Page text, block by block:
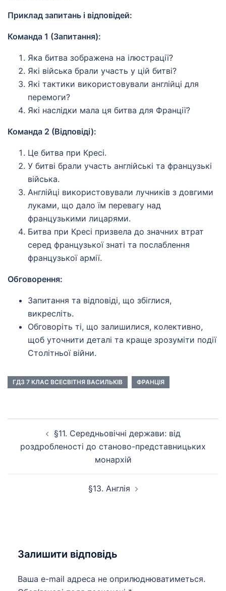
Приклад запитань і відповідей:
Команда 1 (Запитання):
Яка битва зображена на ілюстрації?
Які війська брали участь у цій битві?
Які тактики використовували англійці для
перемоги?
Які наслідки мала ця битва для Франції?
Команда 2 (Відповіді):
Це битва при Кресі.
У битві брали участь англійські та французькі
війська.
Англійці використовували лучників з довгими
луками, що дало їм перевагу над
французькими лицарями.
Битва при Кресі призвела до значних втрат
серед французької знаті та послаблення
французької армії.
Обговорення:
Запитання та відповіді, що збіглися,
викресліть.
Обговоріть ті, що залишилися, колективно,
щоб уточнити деталі та краще зрозуміти події
Столітньої війни.
ГДЗ 7 КЛАС ВСЕСВІТНЯ ВАСИЛЬКІВ ФРАНЦІЯ
запису
§11. Середньовічні держави: від
роздробленості до станово-представницьких
монархій
§13. Англія
Залишити відповідь
Ваша e-mail адреса не оприлюднюватиметься.